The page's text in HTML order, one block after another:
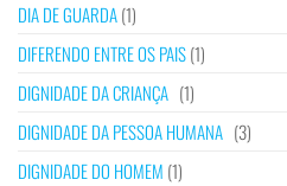
DIA DE GUARDA(1)
DIFERENDO ENTRE OS PAIS(1)
DIGNIDADE DA CRIANÇA (1)
DIGNIDADE DA PESSOA HUMANA (3)
DIGNIDADE DO HOMEM (1)